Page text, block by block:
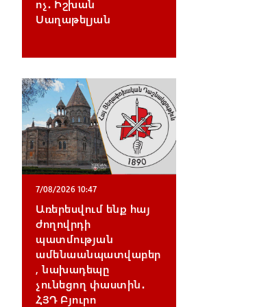
ոչ․ Իշխան
Սաղաթելյան
7/08/2026 10:47
Առերեսվում ենք հայ
ժողովրդի
պատմության
ամենաանպատվաբեր
, նախադեպը
չունեցող փաստին․
ՀՅԴ Բյուրո